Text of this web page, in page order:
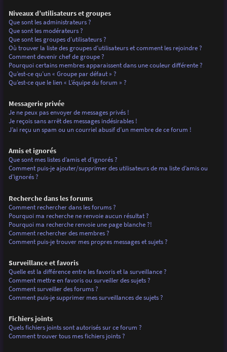
Niveaux d’utilisateurs et groupes
Que sont les administrateurs ?
Que sont les modérateurs ?
Que sont les groupes d’utilisateurs ?
Où trouver la liste des groupes d’utilisateurs et comment les rejoindre ?
Comment devenir chef de groupe ?
Pourquoi certains membres apparaissent dans une couleur différente ?
Qu’est-ce qu’un « Groupe par défaut » ?
Qu’est-ce que le lien « L’équipe du forum » ?
Messagerie privée
Je ne peux pas envoyer de messages privés !
Je reçois sans arrêt des messages indésirables !
J’ai reçu un spam ou un courriel abusif d’un membre de ce forum !
Amis et ignorés
Que sont mes listes d’amis et d’ignorés ?
Comment puis-je ajouter/supprimer des utilisateurs de ma liste d’amis ou
d’ignorés ?
Recherche dans les forums
Comment rechercher dans les forums ?
Pourquoi ma recherche ne renvoie aucun résultat ?
Pourquoi ma recherche renvoie une page blanche ?!
Comment rechercher des membres ?
Comment puis-je trouver mes propres messages et sujets ?
Surveillance et favoris
Quelle est la différence entre les favoris et la surveillance ?
Comment mettre en favoris ou surveiller des sujets ?
Comment surveiller des forums ?
Comment puis-je supprimer mes surveillances de sujets ?
Fichiers joints
Quels fichiers joints sont autorisés sur ce forum ?
Comment trouver tous mes fichiers joints ?